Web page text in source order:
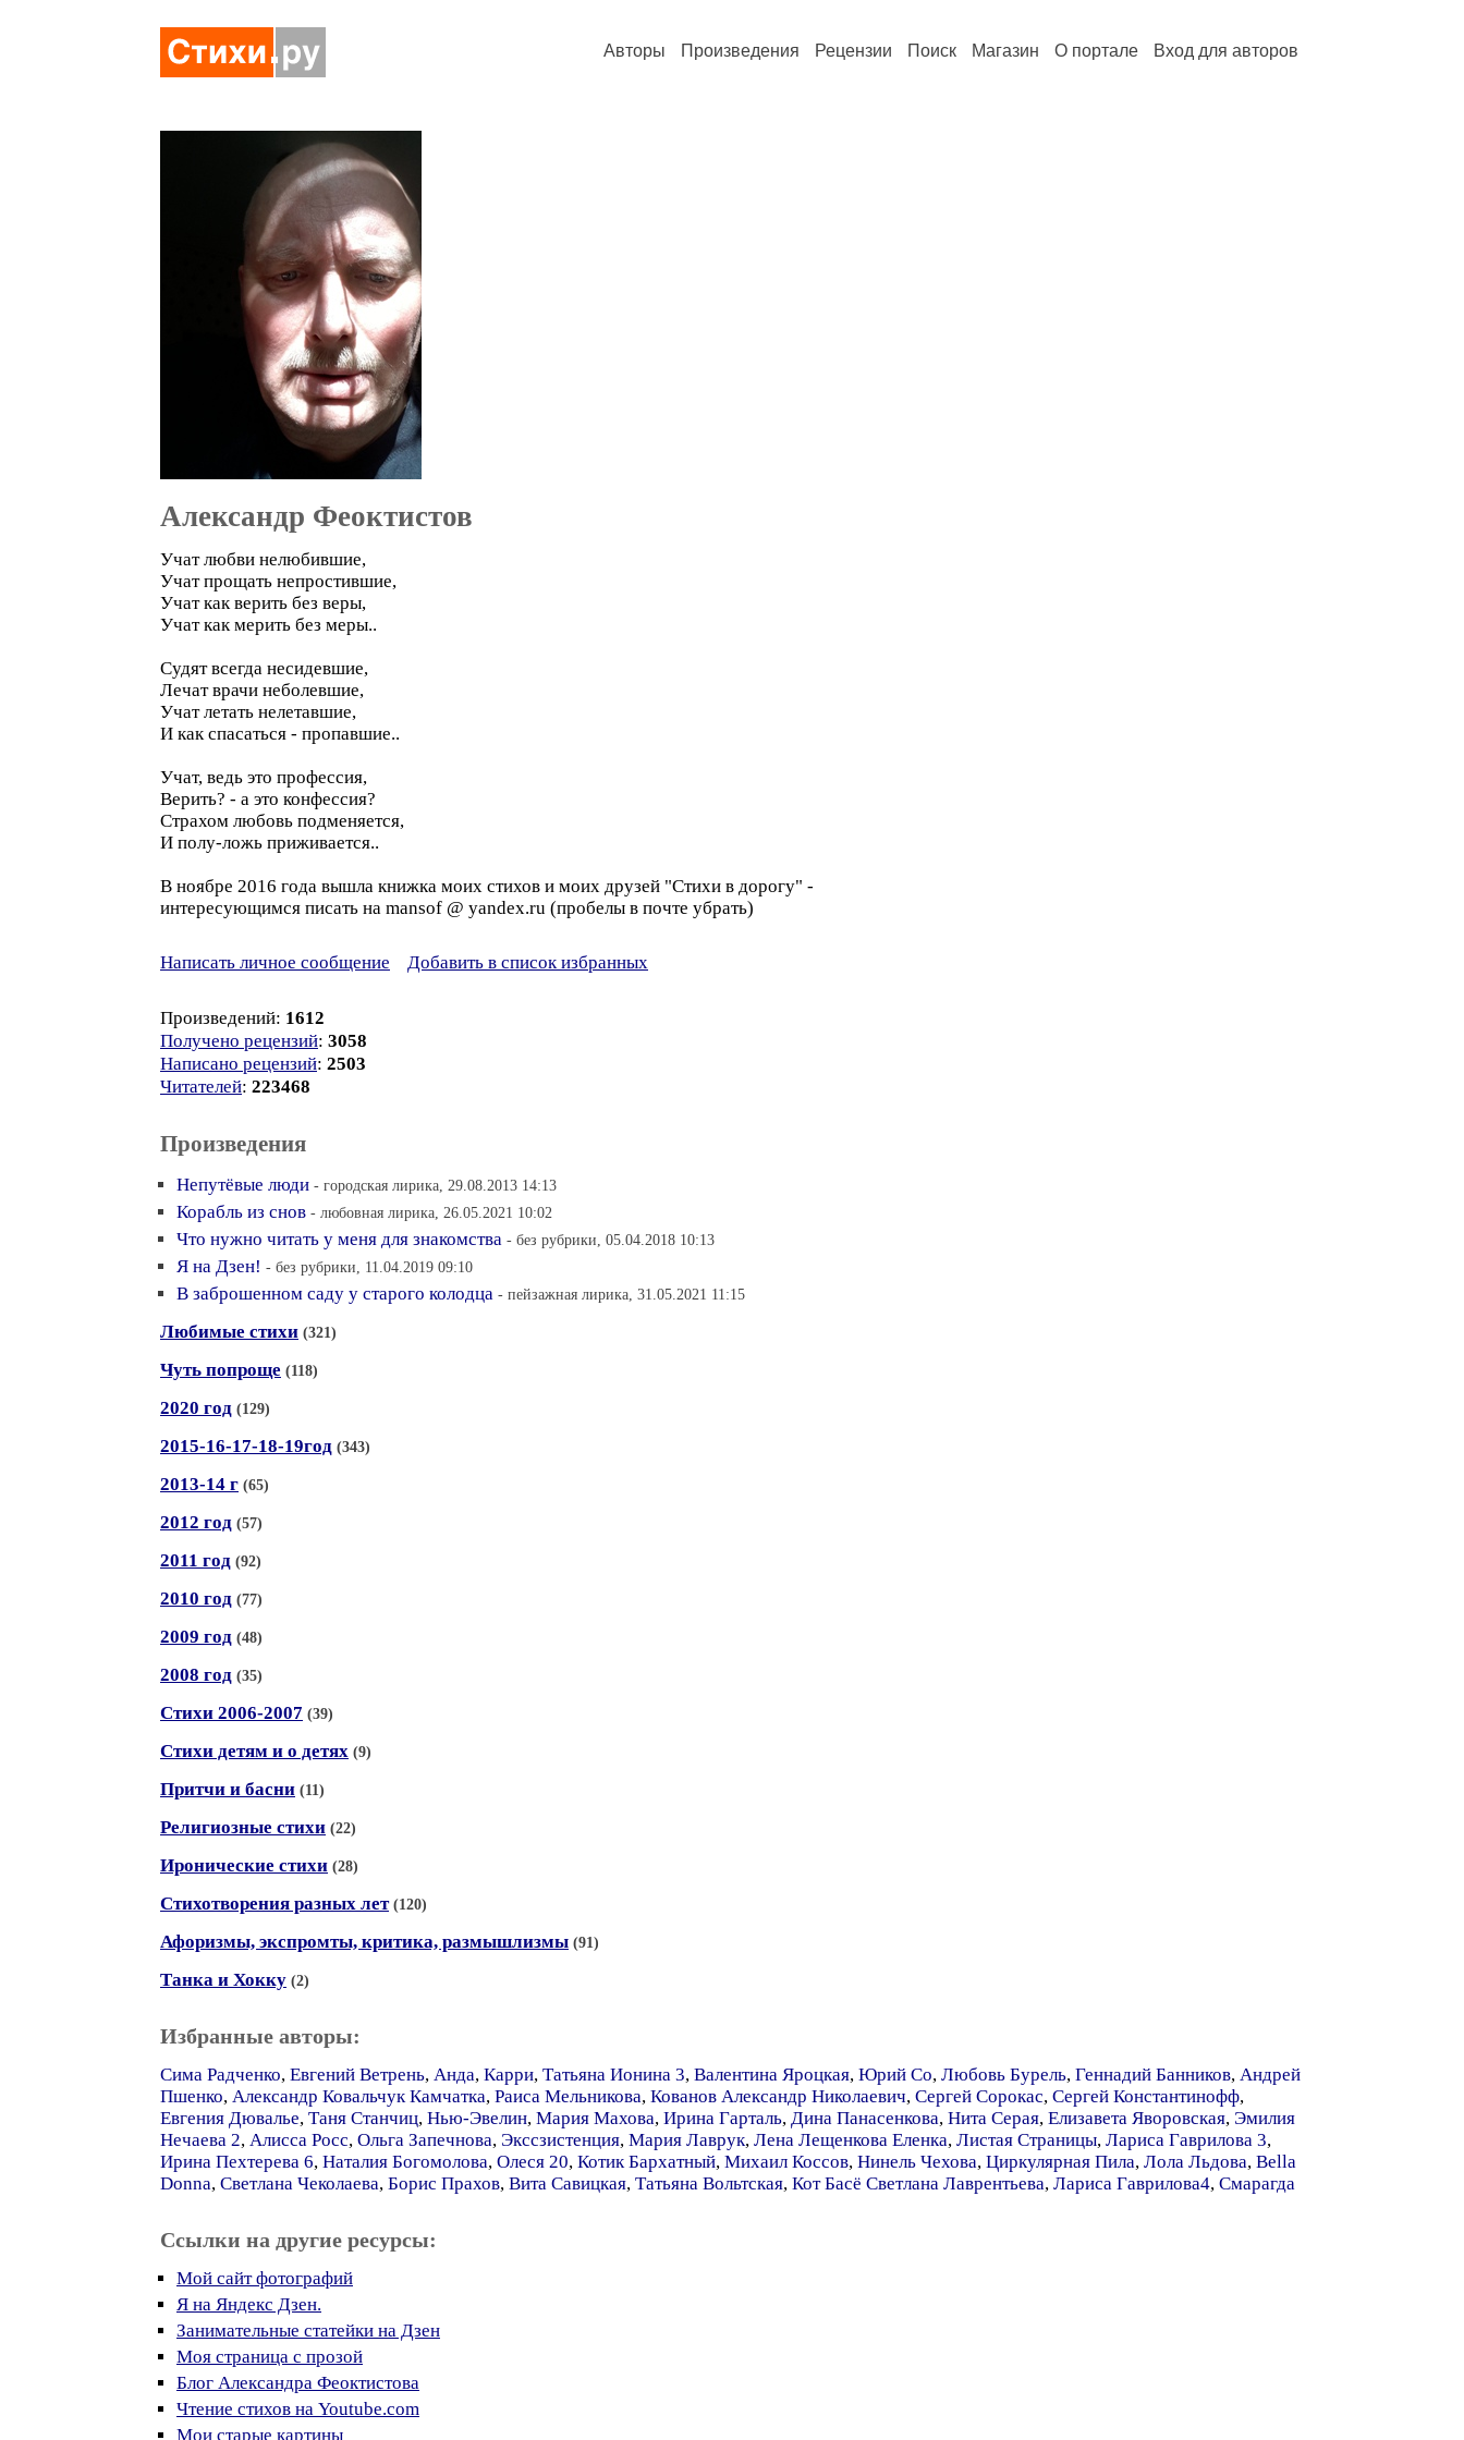
Авторы Произведения Рецензии Поиск Магазин О портале Вход для авторов
Александр Феоктистов
Учат любви нелюбившие,
Учат прощать непростившие,
Учат как верить без веры,
Учат как мерить без меры..
Судят всегда несидевшие,
Лечат врачи неболевшие,
Учат летать нелетавшие,
И как спасаться - пропавшие..
Учат, ведь это профессия,
Верить? - а это конфессия?
Страхом любовь подменяется,
И полу-ложь приживается..
В ноябре 2016 года вышла книжка моих стихов и моих друзей "Стихи в дорогу" -
интересующимся писать на mansof @ yandex.ru (пробелы в почте убрать)
Написать личное сообщение Добавить в список избранных
Произведений: 1612
Получено рецензий: 3058
Написано рецензий: 2503
Читателей: 223468
Произведения
Непутёвые люди - городская лирика, 29.08.2013 14:13
Корабль из снов - любовная лирика, 26.05.2021 10:02
Что нужно читать у меня для знакомства - без рубрики, 05.04.2018 10:13
Я на Дзен! - без рубрики, 11.04.2019 09:10
В заброшенном саду у старого колодца - пейзажная лирика, 31.05.2021 11:15
Любимые стихи (321)
Чуть попроще (118)
2020 год (129)
2015-16-17-18-19год (343)
2013-14 г (65)
2012 год (57)
2011 год (92)
2010 год (77)
2009 год (48)
2008 год (35)
Стихи 2006-2007 (39)
Стихи детям и о детях (9)
Притчи и басни (11)
Религиозные стихи (22)
Иронические стихи (28)
Стихотворения разных лет (120)
Афоризмы, экспромты, критика, размышлизмы (91)
Танка и Хокку (2)
Избранные авторы:
Сима Радченко, Евгений Ветрень, Анда, Карри, Татьяна Ионина 3, Валентина Яроцкая, Юрий Со, Любовь Бурель, Геннадий Банников, Андрей
Пшенко, Александр Ковальчук Камчатка, Раиса Мельникова, Кованов Александр Николаевич, Сергей Сорокас, Сергей Константинофф,
Евгения Дювалье, Таня Станчиц, Нью-Эвелин, Мария Махова, Ирина Гарталь, Дина Панасенкова, Нита Серая, Елизавета Яворовская, Эмилия
Нечаева 2, Алисса Росс, Ольга Запечнова, Экссзистенция, Мария Лаврук, Лена Лещенкова Еленка, Листая Страницы, Лариса Гаврилова 3,
Ирина Пехтерева 6, Наталия Богомолова, Олеся 20, Котик Бархатный, Михаил Коссов, Нинель Чехова, Циркулярная Пила, Лола Льдова, Bella
Donna, Светлана Чеколаева, Борис Прахов, Вита Савицкая, Татьяна Вольтская, Кот Басё Светлана Лаврентьева, Лариса Гаврилова4, Смарагда
Ссылки на другие ресурсы:
Мой сайт фотографий
Я на Яндекс Дзен.
Занимательные статейки на Дзен
Моя страница с прозой
Блог Александра Феоктистова
Чтение стихов на Youtube.com
Мои старые картины